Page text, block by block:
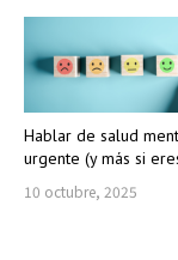
Hablar de salud
urgente (y más si
10 octubre, 2025